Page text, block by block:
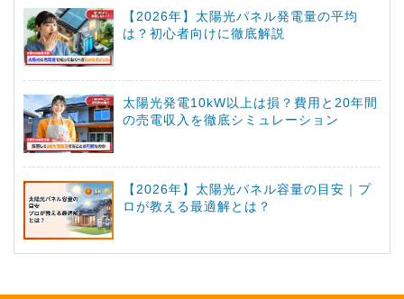
【2026年】太陽光パネル発電量の平均
は？初心者向けに徹底解説
太陽光発電10kW以上は損？費用と20年間
の売電収入を徹底シミュレーション
【2026年】太陽光パネル容量の目安｜プ
ロが教える最適解とは？